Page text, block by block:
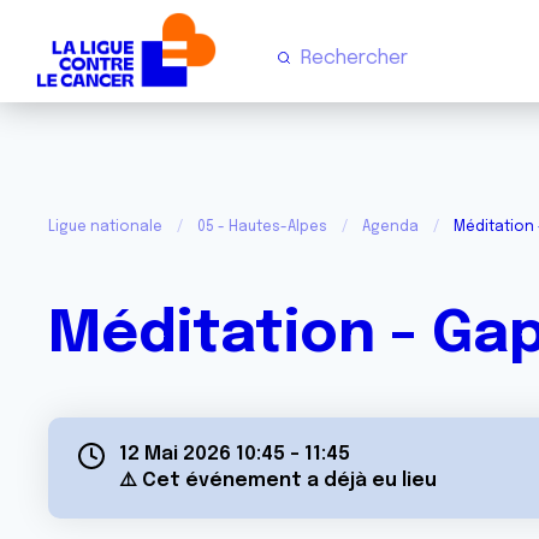
Ligue nationale 05 - Hautes-Alpes Agenda Méditation
Méditation -
12 Mai 2026 10:45 - 11:45
⚠️ Cet événement a déjà eu lieu